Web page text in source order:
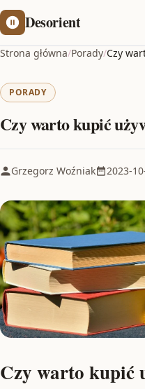
Desorient
Strona główna/Porady/Czy
PORADY
Czy warto kupić
Grzegorz Woźniak 2023-
Czy warto kupić